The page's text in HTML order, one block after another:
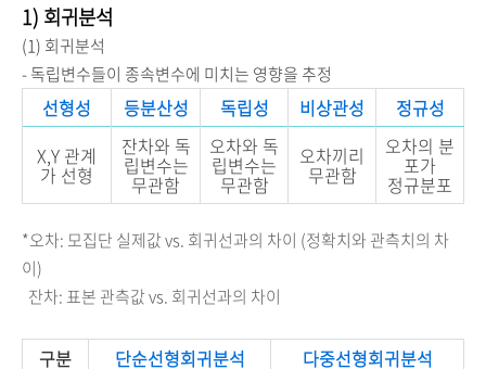
1) 회귀분석
(1) 회귀분석
- 독립변수들이 종속변수에 미치는 영향을 추정
선형성 등분산성 독립성 비상관성
정규성
X,Y 관계
가 선형
잔차와 독
립변수는
무관함
오차와 독
립변수는
무관함
오차끼리
무관함
오차의 분
포가
정규분포
*오차: 모집단 실제값 vs. 회귀선과의 차이 (정확치와 관측치의 차
이)
잔차: 표본 관측값 vs. 회귀선과의 차이
구분 단순선형회귀분석
다중선형회귀분석